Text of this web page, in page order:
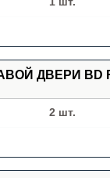
ДВЕРИ BD
2 шт.